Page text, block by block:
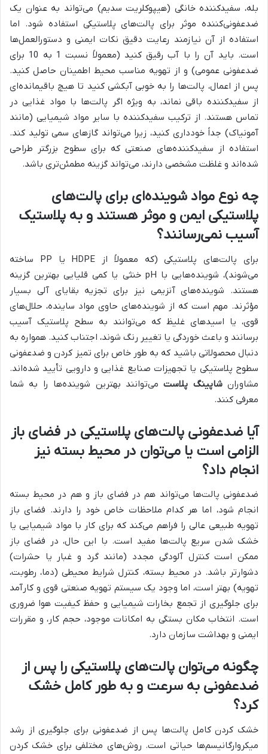
بله، سفیدکننده خانگی (هیپوکلریت سدیم) می‌تواند به عنوان یک
ضدعفونی‌کننده موثر برای پالت‌های پلاستیکی استفاده شود. اما
استفاده از آن نیازمند رعایت دقیق نکات ایمنی و دستورالعمل‌ها
است. باید آن را با آب رقیق کنید (معمولاً نسبت 1 به 10 برای
ضدعفونی عمومی) و از تهویه مناسب محیط اطمینان حاصل کنید.
پس از اعمال، پالت‌ها را به خوبی آبکشی کنید تا هیچ باقیمانده‌ای
از سفیدکننده باقی نماند، به ویژه اگر پالت‌ها با مواد غذایی در
تماس هستند. از ترکیب سفیدکننده با سایر مواد شیمیایی (مانند
آمونیاک) جداً خودداری کنید، زیرا می‌تواند گازهای سمی تولید کند.
استفاده از سفیدکننده‌های صنعتی که برای سطوح بزرگتر طراحی
شده‌اند و غلظت مشخصی دارند، می‌تواند گزینه مطمئن‌تری باشد.
چه نوع مواد شوینده‌ای برای پالت‌های
پلاستیکی ایمن و موثر هستند و به پلاستیک
آسیب نمی‌رسانند؟
برای پالت‌های پلاستیکی (که معمولاً از HDPE یا PP ساخته
می‌شوند)، شوینده‌هایی با pH خنثی یا کمی قلیایی بهترین گزینه
هستند. شوینده‌های آنزیمی نیز برای تجزیه بقایای آلی بسیار
مؤثرند. مهم است که از شوینده‌های حاوی مواد ساینده، حلال‌های
قوی، یا اسیدهای غلیظ که می‌توانند به سطح پلاستیک آسیب
برسانند و باعث خوردگی یا تغییر رنگ شوند، اجتناب کنید. همواره به
دنبال محصولاتی باشید که به طور خاص برای تمیز کردن و ضدعفونی
سطوح پلاستیکی یا تجهیزات صنایع غذایی و دارویی تأیید شده‌اند.
مشاورانشاپینگ پلاستمی‌توانند بهترین شوینده‌ها را به شما
معرفی کنند.
آیا ضدعفونی پالت‌های پلاستیکی در فضای باز
الزامی است یا می‌توان در محیط بسته نیز
انجام داد؟
ضدعفونی پالت‌ها می‌تواند هم در فضای باز و هم در محیط بسته
انجام شود، اما هر کدام ملاحظات خاص خود را دارند. فضای باز
تهویه طبیعی عالی را فراهم می‌کند که برای کار با مواد شیمیایی یا
خشک شدن سریع پالت‌ها مفید است. با این حال، در فضای باز
ممکن است کنترل آلودگی مجدد (مانند گرد و غبار یا حشرات)
دشوارتر باشد. در محیط بسته، کنترل شرایط محیطی (دما، رطوبت،
تهویه) بهتر است، اما وجود یک سیستم تهویه صنعتی قوی و کارآمد
برای جلوگیری از تجمع بخارات شیمیایی و حفظ کیفیت هوا ضروری
است. انتخاب مکان بستگی به امکانات موجود، حجم کار، و مقررات
ایمنی و بهداشت سازمان دارد.
چگونه می‌توان پالت‌های پلاستیکی را پس از
ضدعفونی به سرعت و به طور کامل خشک
کرد؟
خشک کردن کامل پالت‌ها پس از ضدعفونی برای جلوگیری از رشد
میکروارگانیسم‌ها حیاتی است. روش‌های مختلفی برای خشک کردن